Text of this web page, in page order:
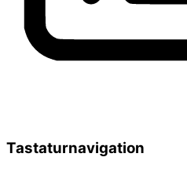
Tastaturnavigation